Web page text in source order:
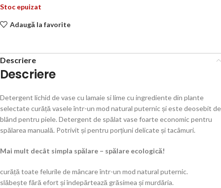
Stoc epuizat
Adaugă la favorite
Descriere
Descriere
Detergent lichid de vase cu lamaie si lime cu ingrediente din plante
selectate curăță vasele într-un mod natural puternic și este deosebit de
blând pentru piele. Detergent de spălat vase foarte economic pentru
spălarea manuală. Potrivit și pentru porțiuni delicate și tacâmuri.
Mai mult decât simpla spălare – spălare ecologică!
curăță toate felurile de mâncare într-un mod natural puternic.
slăbește fără efort și îndepărtează grăsimea și murdăria.